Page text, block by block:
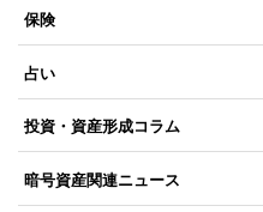
保険
占い
投資・資産形成コラム
暗号資産関連ニュース